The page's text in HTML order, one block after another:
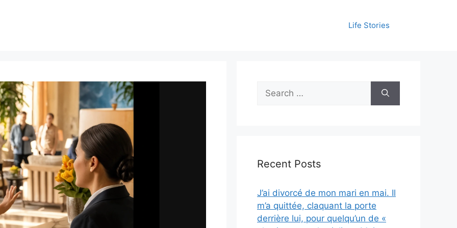
Life Stories
Search
for:
Recent Posts
J’ai divorcé de mon mari en mai. Il
m’a quittée, claquant la porte
derrière lui, pour quelqu’un de «